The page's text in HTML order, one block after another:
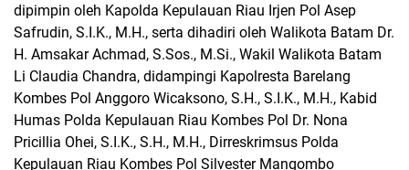
dipimpin oleh Kapolda Kepulauan Riau Irjen Pol Asep
Safrudin, S.I.K., M.H., serta dihadiri oleh Walikota Batam Dr.
H. Amsakar Achmad, S.Sos., M.Si., Wakil Walikota Batam
Li Claudia Chandra, didampingi Kapolresta Barelang
Kombes Pol Anggoro Wicaksono, S.H., S.I.K., M.H., Kabid
Humas Polda Kepulauan Riau Kombes Pol Dr. Nona
Pricillia Ohei, S.I.K., S.H., M.H., Dirreskrimsus Polda
Kepulauan Riau Kombes Pol Silvester Mangombo